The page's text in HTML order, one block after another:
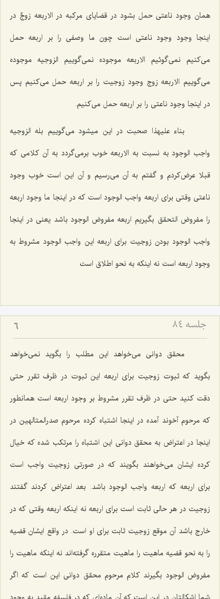
همان وجود ناعتى حمل بشود در قضایاى مركبه در الاربعه زوجٌ در
اینجا وجود وجود ناعتى است چون ما وصفى را بر اربعه حمل
مى‌كنیم نمى‌گوئیم الاربعه موجوده نمى‌گوییم الزوجیه موجوده
مى‌گوییم الاربعه زوج وجود زوجیت را بر اربعه حمل مى‌كنیم پس
در اینجا وجود ناعتى را بر اربعه حمل مى‌كنیم.
بناء علیهذا صحبت در این میشود مى‌گوییم بله الزوجیه
واجب الوجود به نسبت به الاربعه خوب برمى‌گردد به آن كلامى كه
قبلا عرض‌كردم و گفتم به آن مى‌رسیم و آن این است خوب وجود
ناعتى وقتى براى اربعه واجب الوجود است كه در اینجا ما وجود اربعه
را مفروض التحقق بگیریم اربعه مفروض الوجود باشد یعنى در اینجا
واجب الوجود بودن زوجیت براى اربعه این واجب الوجود مشروط به
وجود اربعه است نه اینكه به نحو اطلاق است
جلسه ۸۴ 6
محقق دوانى مى‌خواهد این مطلب را بگوید نمى‌خواهد
بگوید كه ثبوت زوجیت براى اربعه این ثبوت در ظرف تقرر حتى
دقت كنید حتى در ظرف تقرر مشروط بر وجود اربعه است همانطور
كه مرحوم آخوند آمده در اینجا اشتباه كرده مرحوم صدرالمتالهین در
اینجا در اعتراض به محقق دوانى این اشتباه را مرتكب شده كه خیال
كرده ایشان مى‌خواهند بگویند كه در صورتى زوجیت واجب است
براى اربعه كه اربعه واجب الوجود باشد. بعد اعتراض كردند گفتند
زوجیت در هر حالى ثابت است براى اربعه نه اینكه اربعه وقتى كه در
خارج باشد آن موقع زوجیت ثابت براى او است. در واقع ایشان قضیه
را به نحو قضیه ماهیت را ماهیت متقرره گرفته‌اند نه اینكه ماهیت را
مفروض الوجود بگیرند كلام مرحوم محقق دوانى این است كه اگر